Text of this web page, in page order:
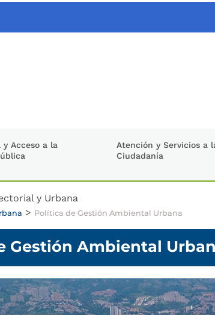
y Acceso a la
Atención y Servicios a
Ciudadanía
y Urbana
> Política de Gestión Ambiental Urbana
Gestión Ambiental